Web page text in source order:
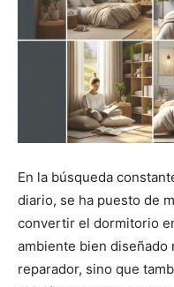
En la búsqueda
diario, se ha puesto de
convertir el dormitorio
ambiente bien diseñado
reparador, sino que